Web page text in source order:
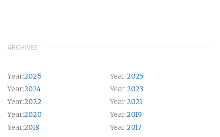
ARCHIVES
Year:2026 Year:2025
Year:2024 Year:2023
Year:2022 Year:2021
Year:2020 Year:2019
Year:2018 Year:2017